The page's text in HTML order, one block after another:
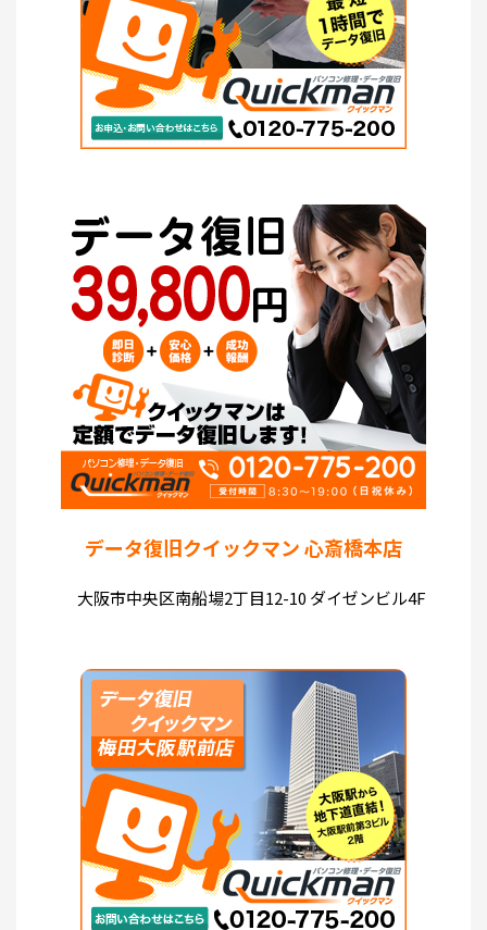
データ復旧クイックマン 心斎橋本店
大阪市中央区南船場2丁目12-10 ダイゼンビル4F